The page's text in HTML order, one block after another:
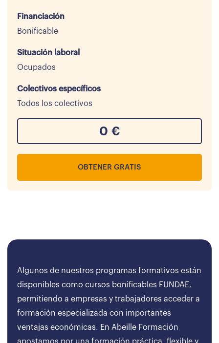
Financiación
Bonificable
Situación laboral
Ocupados
Colectivos específicos
Todos los colectivos
0 €
OBTENER GRATIS
Algunos de nuestros programas formativos están
disponibles como cursos bonificables FUNDAE,
permitiendo a empresas y trabajadores acceder a
formación especializada con importantes
ventajas económicas. En Abeille Formación